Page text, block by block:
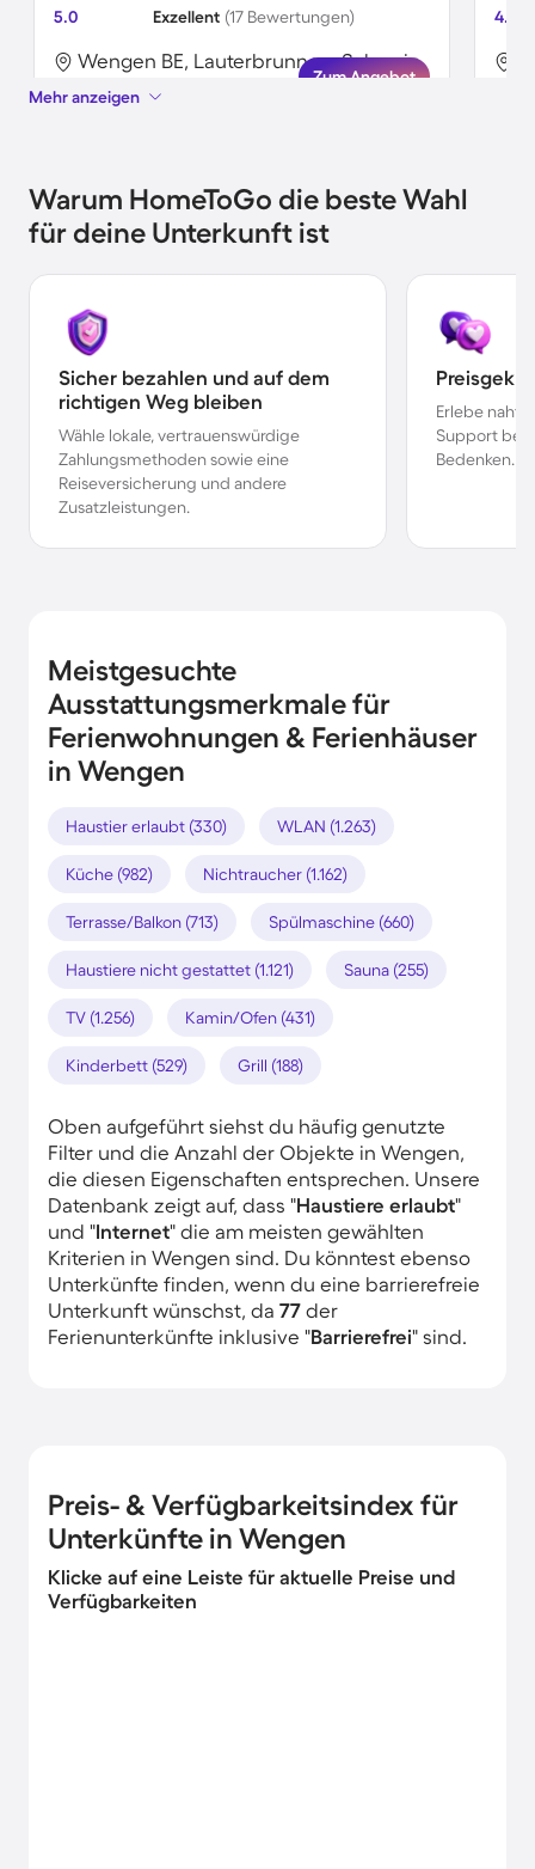
5.0
Exzellent (17 Bewertungen)
Wengen BE, Lauterbrunnen, Schweiz
Zum Angebot
4.9
Mehr anzeigen
Warum HomeToGo die beste Wahl
für deine Unterkunft ist
Sicher bezahlen und auf dem
richtigen Weg bleiben
Wähle lokale, vertrauenswürdige
Zahlungsmethoden sowie eine
Reiseversicherung und andere
Zusatzleistungen.
Erlebe
Support bei
Bedenken.
Meistgesuchte
Ausstattungsmerkmale für
Ferienwohnungen & Ferienhäuser
in Wengen
Haustier erlaubt (330) WLAN (1.263)
Küche (982) Nichtraucher (1.162)
Terrasse/Balkon (713) Spülmaschine (660)
Haustiere nicht gestattet (1.121) Sauna (255)
TV (1.256) Kamin/Ofen (431)
Kinderbett (529) Grill (188)
Oben aufgeführt siehst du häufig genutzte
Filter und die Anzahl der Objekte in Wengen,
die diesen Eigenschaften entsprechen. Unsere
Datenbank zeigt auf, dass "Haustiere erlaubt"
und "Internet" die am meisten gewählten
Kriterien in Wengen sind. Du könntest ebenso
Unterkünfte finden, wenn du eine barrierefreie
Unterkunft wünschst, da 77 der
Ferienunterkünfte inklusive "Barrierefrei" sind.
Preis- & Verfügbarkeitsindex für
Unterkünfte in Wengen
Klicke auf eine Leiste für aktuelle Preise und
Verfügbarkeiten